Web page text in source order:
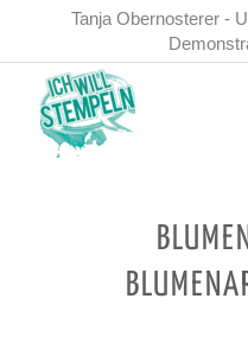
Tanja Obernosterer -